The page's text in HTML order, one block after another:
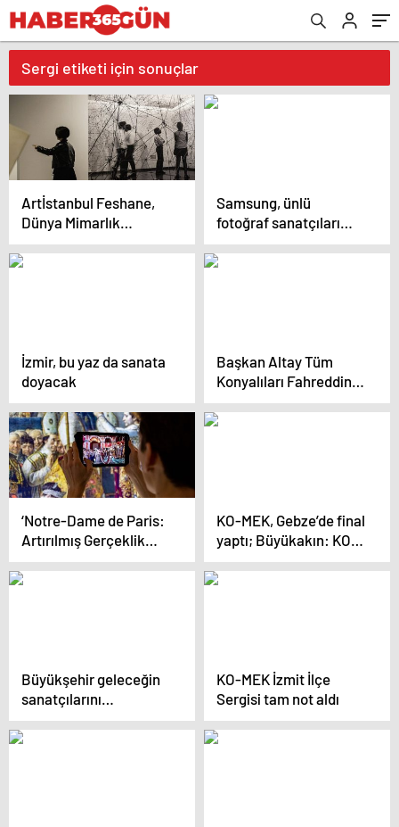
Sergi etiketi için sonuçlar
Artİstanbul Feshane,
Dünya Mimarlık
Festivali’nin Finalistleri
Arasında
Samsung, ünlü
fotoğraf sanatçıları
Raymond ve Simon
Depardon’u Paris 2024
İzmir, bu yaz da sanata
doyacak
Başkan Altay Tüm
Konyalıları Fahreddin
Paşa’yı Yakından
Tanımak İçin Taş
‘Notre-Dame de Paris:
Artırılmış Gerçeklik
Sergisi’ Samsung
Galaxy Tab Active
KO-MEK, Gebze’de final
yaptı; Büyükakın: KO-
MEK’te 500 bin
kadınımız eğitim aldı
Büyükşehir geleceğin
sanatçılarını
yetiştiriyor
KO-MEK İzmit İlçe
Sergisi tam not aldı